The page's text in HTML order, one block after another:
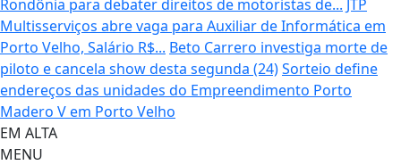
Rondônia para debater direitos de motoristas de... JTP
Multisserviços abre vaga para Auxiliar de Informática em
Porto Velho, Salário R$... Beto Carrero investiga morte de
piloto e cancela show desta segunda (24)Sorteio define
endereços das unidades do Empreendimento Porto
Madero V em Porto Velho
EM ALTA
MENU